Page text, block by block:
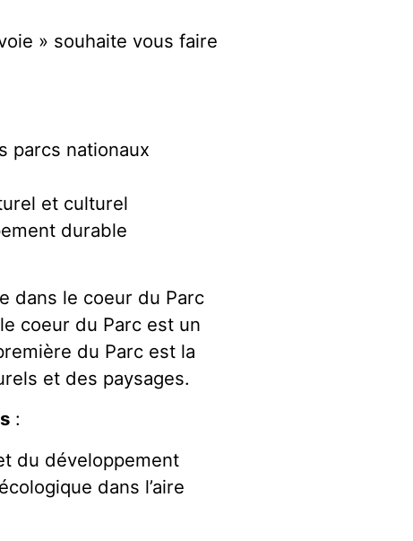
» souhaite vous faire
parcs nationaux
et culturel
durable
dans le coeur du Parc
coeur du Parc est un
du Parc est la
et des paysages.
:
du développement
dans l’aire